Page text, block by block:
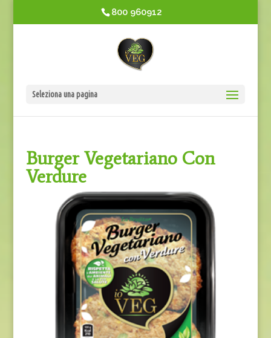
800 960912
Seleziona una pagina
Burger Vegetariano Con
Verdure